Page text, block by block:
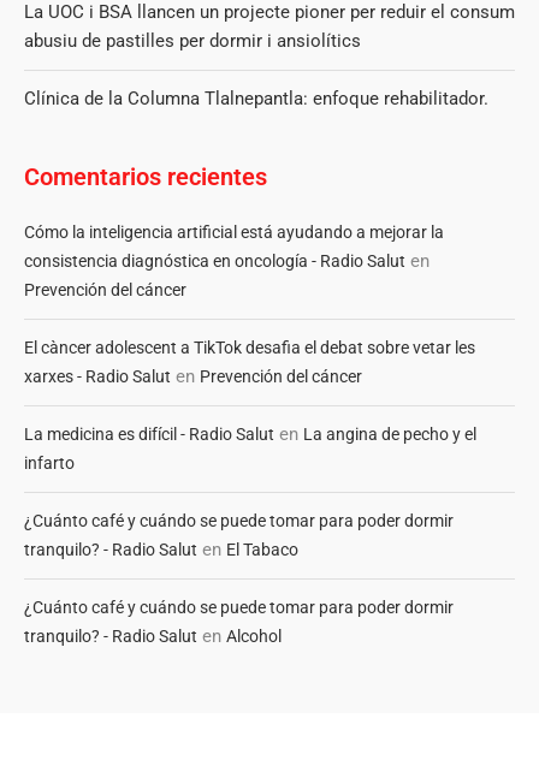
La UOC i BSA llancen un projecte pioner per reduir el consum
abusiu de pastilles per dormir i ansiolítics
Clínica de la Columna Tlalnepantla: enfoque rehabilitador.
Comentarios recientes
Cómo la inteligencia artificial está ayudando a mejorar la
consistencia diagnóstica en oncología - Radio Salut en
Prevención del cáncer
El càncer adolescent a TikTok desafia el debat sobre vetar les
xarxes - Radio Salut en Prevención del cáncer
La medicina es difícil - Radio Salut en La angina de pecho y el
infarto
¿Cuánto café y cuándo se puede tomar para poder dormir
tranquilo? - Radio Salut en El Tabaco
¿Cuánto café y cuándo se puede tomar para poder dormir
tranquilo? - Radio Salut en Alcohol